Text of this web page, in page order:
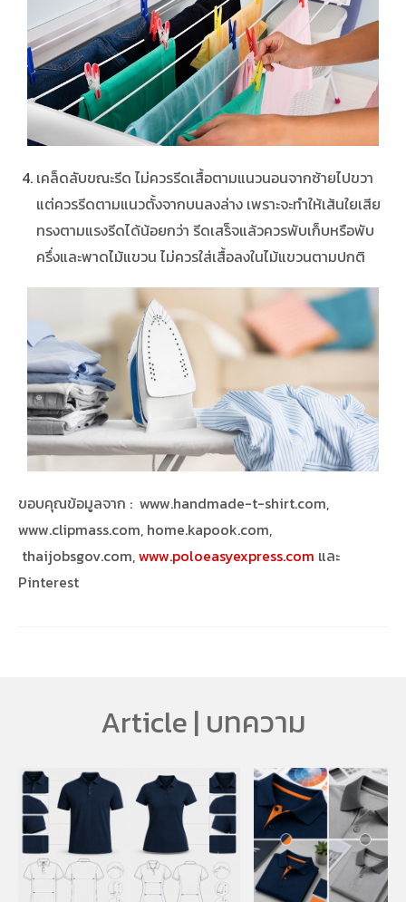
เคล็ดลับขณะรีด ไม่ควรรีดเสื้อตามแนวนอนจากซ้ายไปขวา
แต่ควรรีดตามแนวตั้งจากบนลงล่าง เพราะจะทำให้เส้นใยเสีย
ทรงตามแรงรีดได้น้อยกว่า รีดเสร็จแล้วควรพับเก็บหรือพับ
ครึ่งและพาดไม้แขวน ไม่ควรใส่เสื้อลงในไม้แขวนตามปกติ
ขอบคุณข้อมูลจาก : www.handmade-t-shirt.com,
www.clipmass.com, home.kapook.com,
thaijobsgov.com,www.poloeasyexpress.com และ
Pinterest
Article | บทความ